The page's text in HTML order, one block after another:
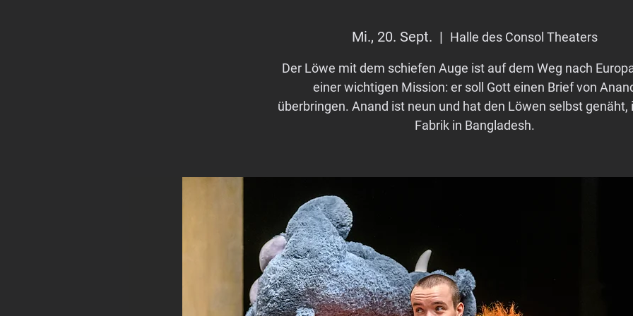
Mi., 20. Sept.
  |
Halle des Consol Theaters
Der Löwe mit dem schiefen Auge ist auf dem Weg nach
einer wichtigen Mission: er soll Gott einen Brief von
überbringen. Anand ist neun und hat den Löwen selbst genäht,
Fabrik in Bangladesh.